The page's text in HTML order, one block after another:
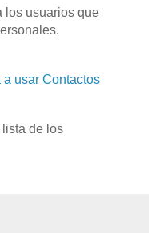
los usuarios que
usar Contactos
de los